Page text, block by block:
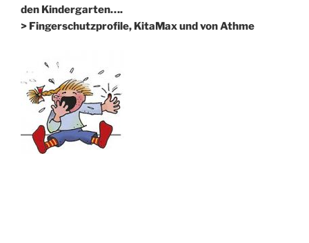
den Kindergarten….
> Fingerschutzprofile, KitaMax und von Athme